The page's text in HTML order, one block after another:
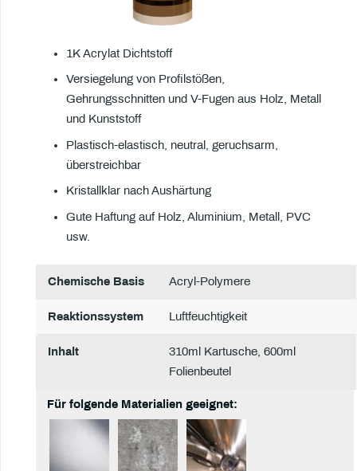
1K Acrylat Dichtstoff
Versiegelung von Profilstößen,
Gehrungsschnitten und V-Fugen aus Holz, Metall
und Kunststoff
Plastisch-elastisch, neutral, geruchsarm,
überstreichbar
Kristallklar nach Aushärtung
Gute Haftung auf Holz, Aluminium, Metall, PVC
usw.
Chemische Basis Acryl-Polymere
Reaktionssystem Luftfeuchtigkeit
Inhalt
310ml Kartusche, 600ml
Folienbeutel
Für folgende Materialien geeignet: